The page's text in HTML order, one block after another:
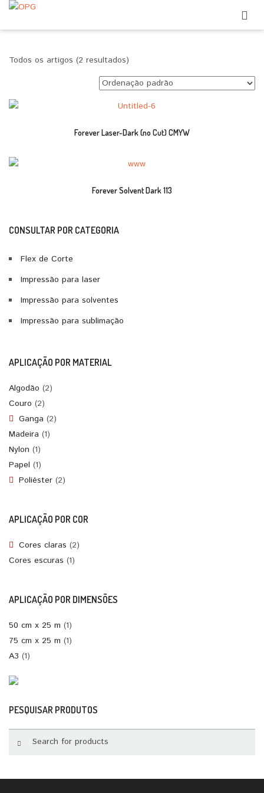
Todos os artigos (2 resultados)
Forever Laser-Dark (no Cut) CMYW
Forever Solvent Dark 113
CONSULTAR POR CATEGORIA
Flex de Corte
Impressão para laser
Impressão para solventes
Impressão para sublimação
APLICAÇÃO POR MATERIAL
Algodão (2)
Couro (2)
Ganga (2)
Madeira (1)
Nylon (1)
Papel (1)
Poliéster (2)
APLICAÇÃO POR COR
Cores claras (2)
Cores escuras (1)
APLICAÇÃO POR DIMENSÕES
50 cm x 25 m (1)
75 cm x 25 m (1)
A3 (1)
PESQUISAR PRODUTOS